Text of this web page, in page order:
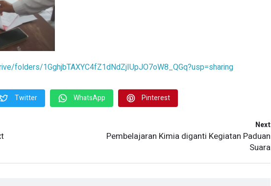
folders/1GghjbTAXYC4fZ1dNdZjIUpJO7oW8_QGq?usp=sharing
Twitter WhatsApp Pinterest
Next
Pembelajaran Kimia diganti Kegiatan Paduan
Suara